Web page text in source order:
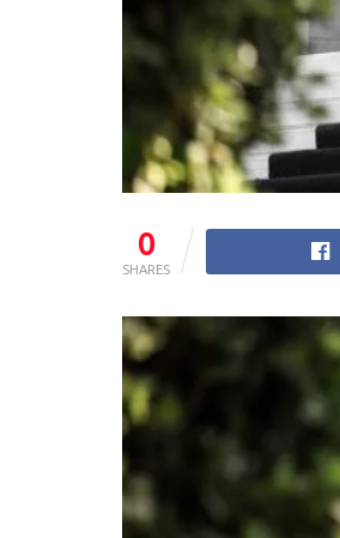
0
SHARES